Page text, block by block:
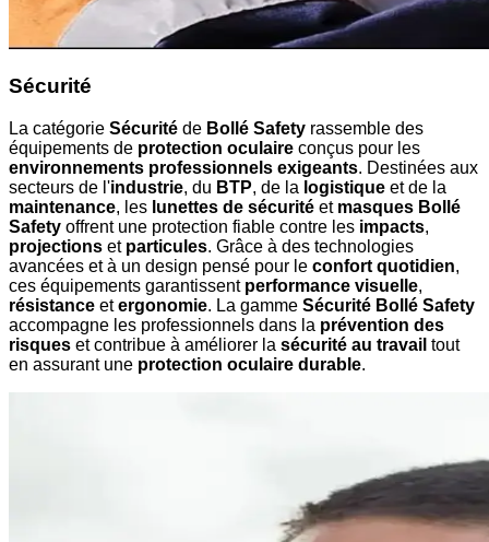
Sécurité
La catégorie Sécurité de Bollé Safety rassemble des
équipements de protection oculaire conçus pour les
environnements professionnels exigeants. Destinées aux
secteurs de l'industrie, du BTP, de la logistique et de la
maintenance, les lunettes de sécurité et masques Bollé
Safety offrent une protection fiable contre les impacts,
projections et particules. Grâce à des technologies
avancées et à un design pensé pour le confort quotidien,
ces équipements garantissent performance visuelle,
résistance etergonomie. La gamme Sécurité Bollé Safety
accompagne les professionnels dans la prévention des
risques et contribue à améliorer la sécurité au travail tout
en assurant une protection oculaire durable.